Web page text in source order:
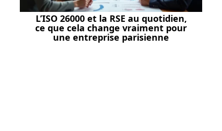
L’ISO 26000 et la RSE au quotidien,
ce que cela change vraiment pour
une entreprise parisienne